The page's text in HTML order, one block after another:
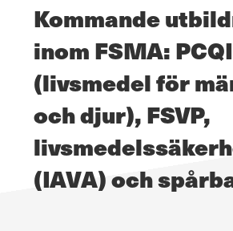
Kommande
inom FSMA: PCQI
(livsmedel för
och djur), FSVP,
(IAVA) och